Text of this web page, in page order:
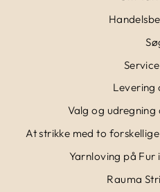
Levering
Valg og
At strikke med to
Yarnloving på Fur
Rauma